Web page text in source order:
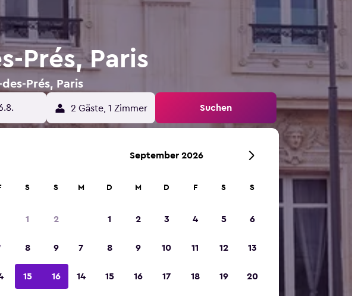
Prés, Paris
Prés, Paris
2 Gäste, 1 Zimmer Suchen
S S
1 2
8 9
15 16
September 2026
M D M D F S S
1 2 3 4 5 6
7 8 9 10 11 12 13
14 15 16 17 18 19 20